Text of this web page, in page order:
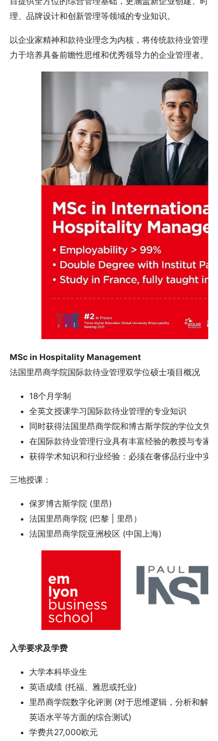
理、品牌设计和创新管理等领域的专业知识。
以企业家精神和款待业理念为内核，将传统款待业管理
力于培养具备前瞻性思维和优秀领导力的企业管理者。
MSc in Hospitality Management
法国里昂商学院国际款待业管理双学位硕士项目概况
18个月学制
全英文授课学习国际款待业管理的专业知识
同时获得法国里昂商学院和博古斯学院的学位文凭
在国际款待业管理行业具有丰富经验的教授与专家
获得学术知识和行业经验：必须在奢侈品行业中实
三地授课：
保罗博古斯学院 (里昂)
法国里昂商学院 (巴黎 | 里昂）
法国里昂商学院亚洲校区 (中国上海)
入学要求及学费
大学本科毕业生
英语成绩 (托福、雅思或托业)
里昂商学院数字化评测 (对于思维逻辑，分析和解
英语水平等方面的综合测试)
学费共27,000欧元